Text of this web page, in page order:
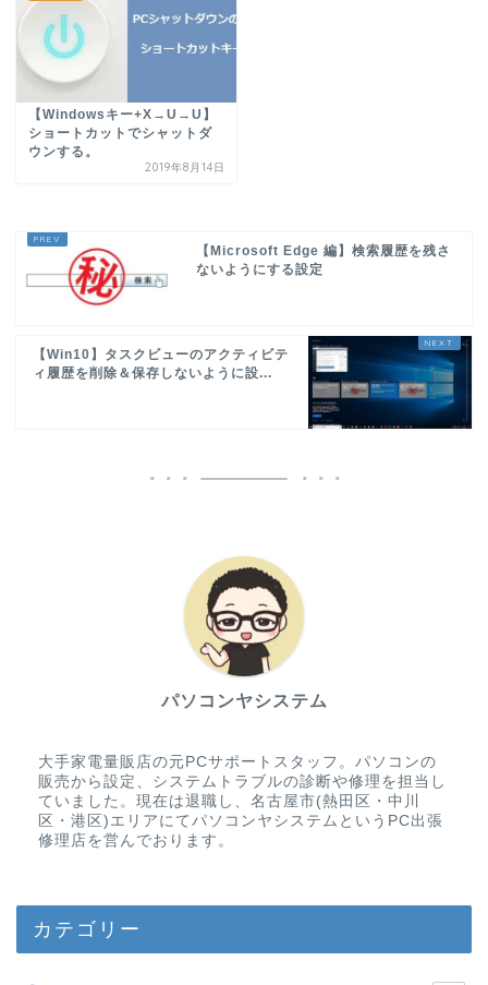
【Windowsキー+X→U→U】
ショートカットでシャットダ
ウンする。
2019年8月14日
【Microsoft Edge 編】検索履歴を残さ
ないようにする設定
【Win10】タスクビューのアクティビテ
ィ履歴を削除＆保存しないように設...
パソコンヤシステム
大手家電量販店の元PCサポートスタッフ。パソコンの
販売から設定、システムトラブルの診断や修理を担当し
ていました。現在は退職し、名古屋市(熱田区・中川
区・港区)エリアにてパソコンヤシステムというPC出張
修理店を営んでおります。
カテゴリー